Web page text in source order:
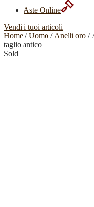
Aste Online
Vendi i tuoi articoli
Home /Uomo / Anelli oro /
taglio antico
Sold